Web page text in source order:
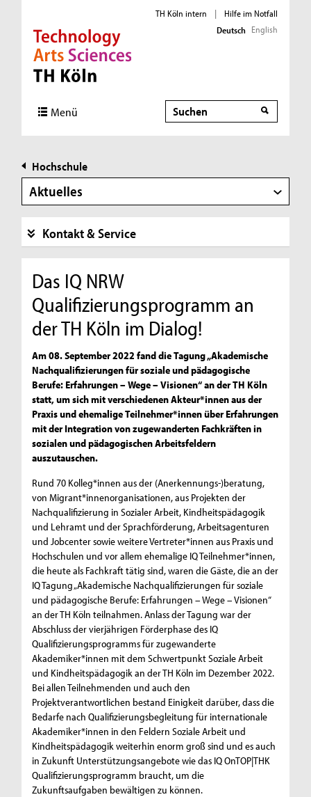
Direkt zur Hauptnavigation
Direkt zur Subnavigation
Direkt zum Inhalt
Direkt zum Fußbereich
TH Köln intern |
Hilfe im Notfall
Deutsch English
Menü Suche
Hochschule
Aktuelles
Kontakt & Service
Das IQ NRW
Qualifizierungsprogramm an
der TH Köln im Dialog!
Am 08. September 2022 fand die Tagung „Akademische
Nachqualifizierungen für soziale und pädagogische
Berufe: Erfahrungen – Wege – Visionen“ an der TH Köln
statt, um sich mit verschiedenen Akteur*innen aus der
Praxis und ehemalige Teilnehmer*innen über Erfahrungen
mit der Integration von zugewanderten Fachkräften in
sozialen und pädagogischen Arbeitsfeldern
auszutauschen.
Rund 70 Kolleg*innen aus der (Anerkennungs-)beratung,
von Migrant*innenorganisationen, aus Projekten der
Nachqualifizierung in Sozialer Arbeit, Kindheitspädagogik
und Lehramt und der Sprachförderung, Arbeitsagenturen
und Jobcenter sowie weitere Vertreter*innen aus Praxis und
Hochschulen und vor allem ehemalige IQ Teilnehmer*innen,
die heute als Fachkraft tätig sind, waren die Gäste, die an der
IQ Tagung „Akademische Nachqualifizierungen für soziale
und pädagogische Berufe: Erfahrungen – Wege – Visionen“
an der TH Köln teilnahmen. Anlass der Tagung war der
Abschluss der vierjährigen Förderphase des IQ
Qualifizierungsprogramms für zugewanderte
Akademiker*innen mit dem Schwertpunkt Soziale Arbeit
und Kindheitspädagogik an der TH Köln im Dezember 2022.
Bei allen Teilnehmenden und auch den
Projektverantwortlichen bestand Einigkeit darüber, dass die
Bedarfe nach Qualifizierungsbegleitung für internationale
Akademiker*innen in den Feldern Soziale Arbeit und
Kindheitspädagogik weiterhin enorm groß sind und es auch
in Zukunft Unterstützungsangebote wie das IQ OnTOP|THK
Qualifizierungsprogramm braucht, um die
Zukunftsaufgaben bewältigen zu können.